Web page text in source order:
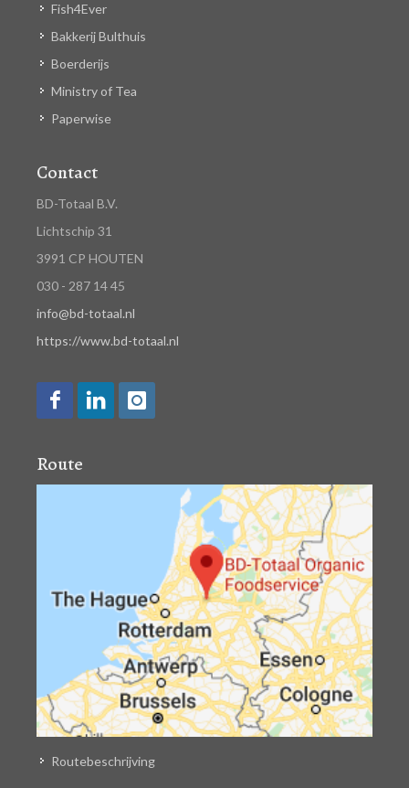
Fish4Ever
Bakkerij Bulthuis
Boerderijs
Ministry of Tea
Paperwise
Contact
BD-Totaal B.V.
Lichtschip 31
3991 CP HOUTEN
030 - 287 14 45
info@bd-totaal.nl
https://www.bd-totaal.nl
Route
Routebeschrijving